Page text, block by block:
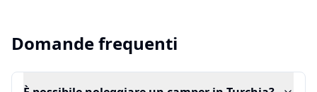
Domande frequenti